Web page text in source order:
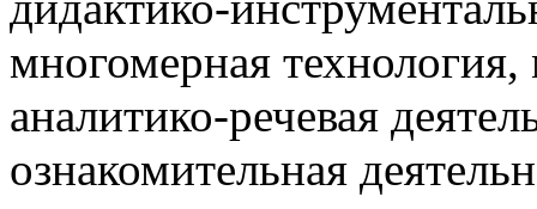
многомерная
аналитико-речевая
ознакомительная